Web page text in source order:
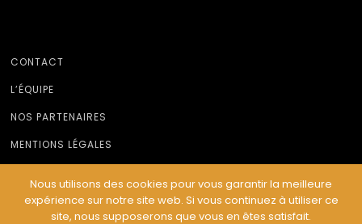
CONTACT
L’ÉQUIPE
NOS PARTENAIRES
MENTIONS LÉGALES
© Le Musicodrome 2022 - Webdesign :Cereal Concept
Nous utilisons des cookies pour vous garantir la meilleure
expérience sur notre site web. Si vous continuez à utiliser ce
site, nous supposerons que vous en êtes satisfait.